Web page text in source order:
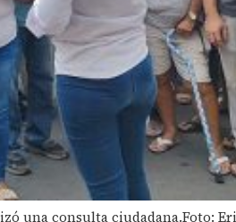
una consulta ciudadana.Foto: